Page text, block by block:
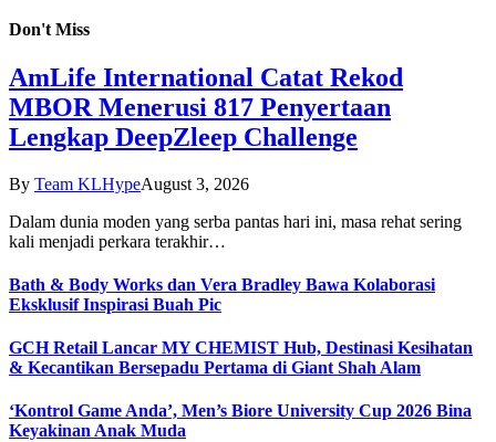
Don't Miss
AmLife International Catat Rekod
MBOR Menerusi 817 Penyertaan
Lengkap DeepZleep Challenge
By Team KLHypeAugust 3, 2026
Dalam dunia moden yang serba pantas hari ini, masa rehat sering
kali menjadi perkara terakhir…
Bath & Body Works dan Vera Bradley Bawa Kolaborasi
Eksklusif Inspirasi Buah Pic
GCH Retail Lancar MY CHEMIST Hub, Destinasi Kesihatan
& Kecantikan Bersepadu Pertama di Giant Shah Alam
‘Kontrol Game Anda’, Men’s Biore University Cup 2026 Bina
Keyakinan Anak Muda